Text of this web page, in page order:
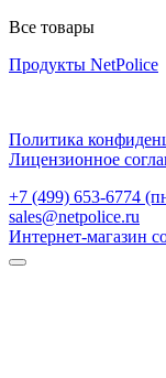
Все товары
Продукты NetPolice
Политика
Лицензионное
+7 (499) 653-6774
sales@netpolice.ru
Интернет-магазин